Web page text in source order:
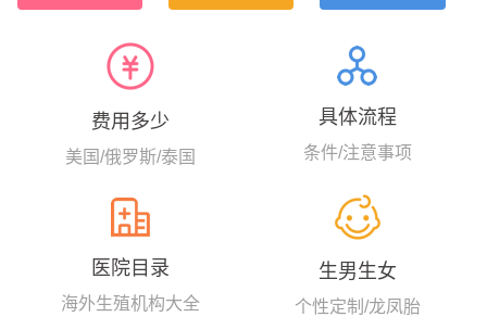
管婴儿经验，早在上个世纪1993
年，美国SCRC的生育专家就完成
了美国西海岸第一例卵母细胞胞
浆内单精子注射（ICSI）的试管案
例，显著提高了卵子体外受精的
费用多少
美国/俄罗斯/泰国
具体流程
条件/注意事项
医院目录
海外生殖机构大全
生男生女
个性定制/龙凤胎